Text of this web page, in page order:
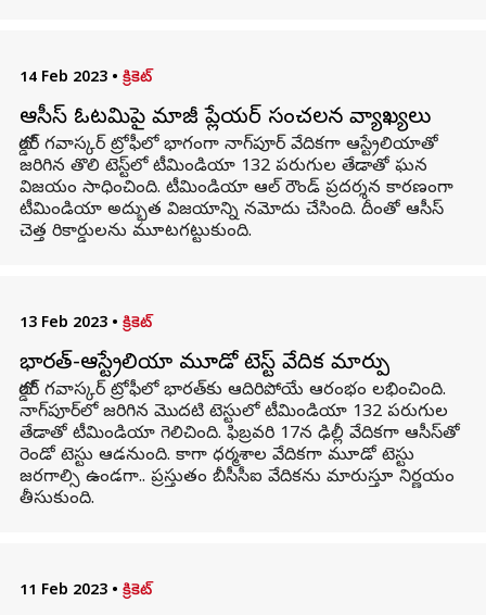
14 Feb 2023 • క్రికెట్
ఆసీస్ ఓటమిపై మాజీ ప్లేయర్ సంచలన వ్యాఖ్యలు
బోర్డర్ గవాస్కర్ ట్రోఫీలో భాగంగా నాగ్‌పూర్ వేదికగా ఆస్ట్రేలియాతో
జరిగిన తొలి టెస్ట్‌లో టీమిండియా 132 పరుగుల తేడాతో ఘన
విజయం సాధించింది. టీమిండియా ఆల్ రౌండ్ ప్రదర్శన కారణంగా
టీమిండియా అద్భుత విజయాన్ని నమోదు చేసింది. దీంతో ఆసీస్
చెత్త రికార్డులను మూటగట్టుకుంది.
13 Feb 2023 • క్రికెట్
భారత్-ఆస్ట్రేలియా మూడో టెస్ట్ వేదిక మార్పు
బోర్డర్ గవాస్కర్ ట్రోఫీలో భారత్‌కు ఆదిరిపోయే ఆరంభం లభించింది.
నాగ్‌పూర్‌లో జరిగిన మొదటి టెస్టులో టీమిండియా 132 పరుగుల
తేడాతో టీమిండియా గెలిచింది. ఫిబ్రవరి 17న ఢిల్లీ వేదికగా ఆసీస్‌తో
రెండో టెస్టు ఆడనుంది. కాగా ధర్మశాల వేదికగా మూడో టెస్టు
జరగాల్సి ఉండగా.. ప్రస్తుతం బీసీసీఐ వేదికను మారుస్తూ నిర్ణయం
తీసుకుంది.
11 Feb 2023 • క్రికెట్